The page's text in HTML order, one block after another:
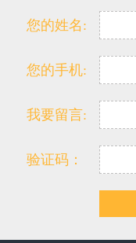
您的姓名:
您的手机:
我要留言:
验证码：